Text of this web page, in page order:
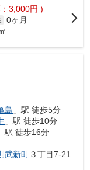
3,000円 )
0ヶ月
島 」駅 徒歩5分
」駅 徒歩10分
」駅 徒歩16分
武新町３丁目7-21